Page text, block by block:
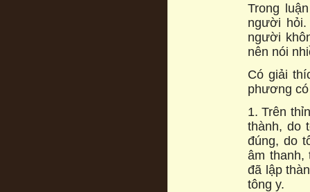
Trong
người
người
nên nói
Có giải
phương
1. Trên
thành, do
đúng, do
âm thanh,
đã lập
tông y.